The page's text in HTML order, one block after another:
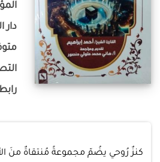
دار
كنزٌ رُوحي يضُمّ مجموعةً مُنتقاةٌ منَ